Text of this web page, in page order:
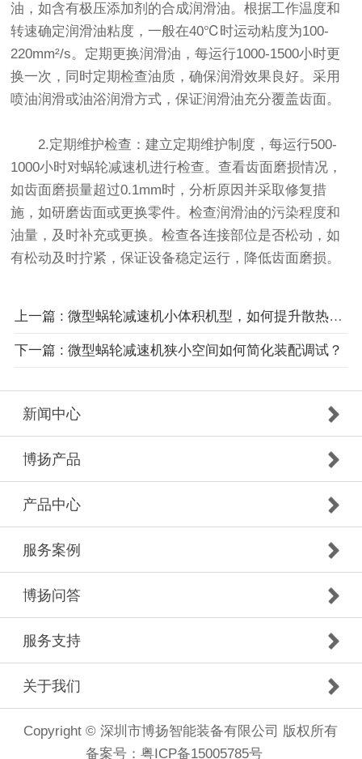
油，如含有极压添加剂的合成润滑油。根据工作温度和
转速确定润滑油粘度，一般在40℃时运动粘度为100-
220mm²/s。定期更换润滑油，每运行1000-1500小时更
换一次，同时定期检查油质，确保润滑效果良好。采用
喷油润滑或油浴润滑方式，保证润滑油充分覆盖齿面。
2.定期维护检查：建立定期维护制度，每运行500-
1000小时对蜗轮减速机进行检查。查看齿面磨损情况，
如齿面磨损量超过0.1mm时，分析原因并采取修复措
施，如研磨齿面或更换零件。检查润滑油的污染程度和
油量，及时补充或更换。检查各连接部位是否松动，如
有松动及时拧紧，保证设备稳定运行，降低齿面磨损。
上一篇 : 微型蜗轮减速机小体积机型，如何提升散热效率？
下一篇 : 微型蜗轮减速机狭小空间如何简化装配调试？
新闻中心
博扬产品
产品中心
服务案例
博扬问答
服务支持
关于我们
Copyright © 深圳市博扬智能装备有限公司 版权所有
备案号： 粤ICP备15005785号